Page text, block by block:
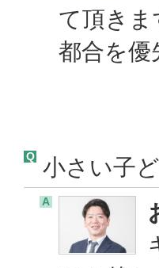
て頂き
都合を
Q 小さい子
A